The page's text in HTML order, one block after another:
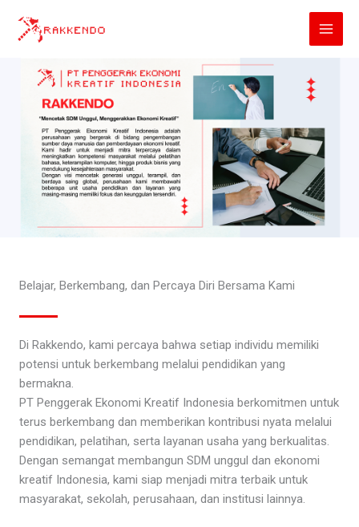
Belajar, Berkembang, dan Percaya Diri Bersama Kami
Di Rakkendo, kami percaya bahwa setiap individu memiliki
potensi untuk berkembang melalui pendidikan yang
bermakna.
PT Penggerak Ekonomi Kreatif Indonesia berkomitmen untuk
terus berkembang dan memberikan kontribusi nyata melalui
pendidikan, pelatihan, serta layanan usaha yang berkualitas.
Dengan semangat membangun SDM unggul dan ekonomi
kreatif Indonesia, kami siap menjadi mitra terbaik untuk
masyarakat, sekolah, perusahaan, dan institusi lainnya.